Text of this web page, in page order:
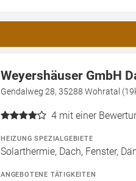
Weyershäuser GmbH
Gendalweg 28, 35288 Wohratal
4 mit einer
HEIZUNG SPEZIALGEBIETE
Solarthermie, Dach, Fenster,
ANGEBOTENE TÄTIGKEITEN